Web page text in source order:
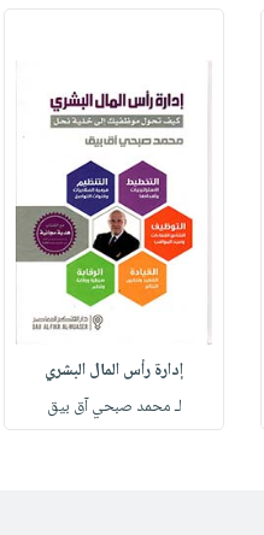
إدارة رأس المال البشري
لـ محمد صبحي آق بيق